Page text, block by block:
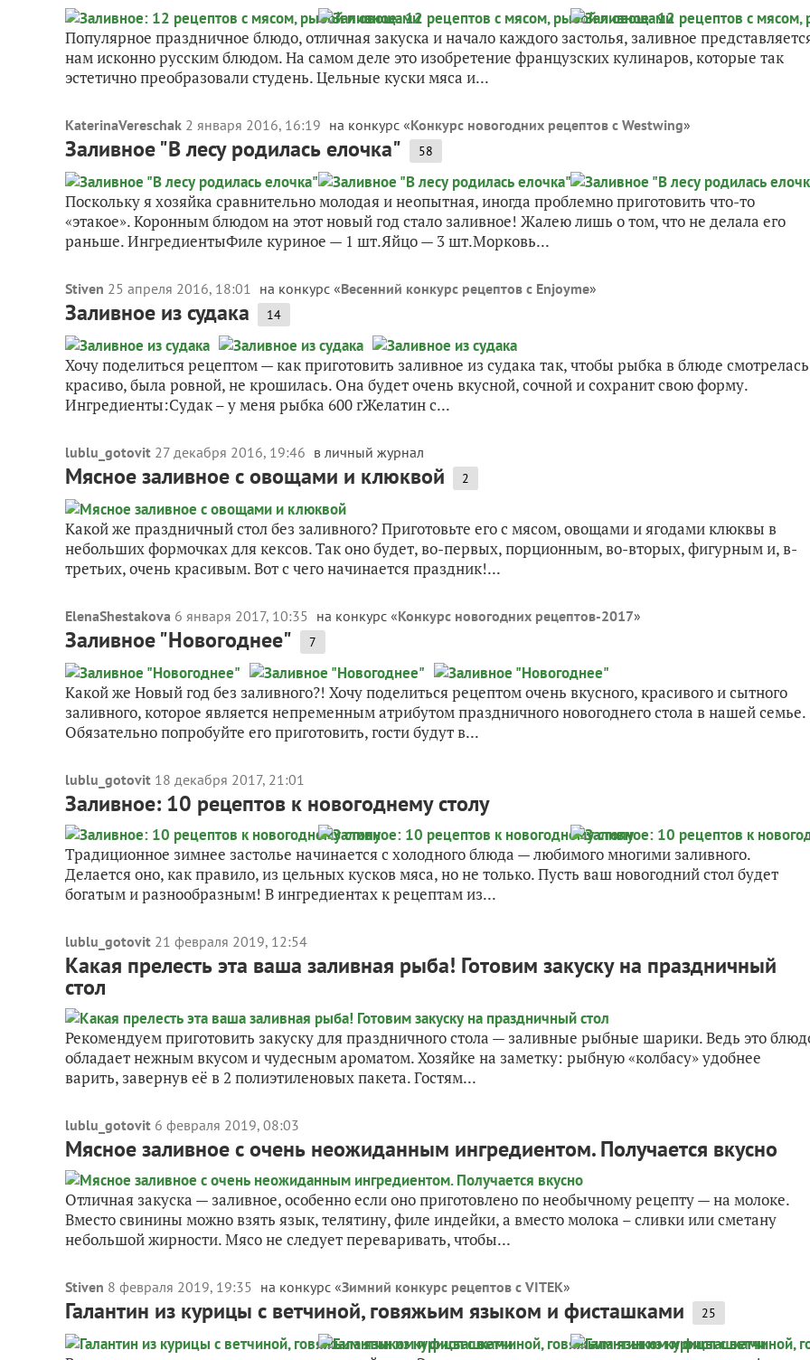
Популярное праздничное блюдо, отличная закуска и начало каждого застолья, заливное
нам исконно русским блюдом. На самом деле это изобретение французских кулинаров, которые так
эстетично преобразовали студень. Цельные куски мяса и...
KaterinaVereschak 2 января 2016, 16:19 на конкурс «Конкурс новогодних рецептов с Westwing»
Заливное "В лесу родилась елочка" 58
Поскольку я хозяйка сравнительно молодая и неопытная, иногда проблемно приготовить что-то
«этакое». Коронным блюдом на этот новый год стало заливное! Жалею лишь о том, что не делала его
раньше. ИнгредиентыФиле куриное — 1 шт.Яйцо — 3 шт.Морковь...
Stiven 25 апреля 2016, 18:01 на конкурс «Весенний конкурс рецептов с Enjoyme»
Заливное из судака 14
Хочу поделиться рецептом — как приготовить заливное из судака так, чтобы рыбка в блюде смотрелась
красиво, была ровной, не крошилась. Она будет очень вкусной, сочной и сохранит свою форму.
Ингредиенты:Судак – у меня рыбка 600 гЖелатин с...
lublu_gotovit 27 декабря 2016, 19:46 в личный журнал
Мясное заливное с овощами и клюквой 2
Какой же праздничный стол без заливного? Приготовьте его с мясом, овощами и ягодами клюквы в
небольших формочках для кексов. Так оно будет, во-первых, порционным, во-вторых, фигурным и, в-
третьих, очень красивым. Вот с чего начинается праздник!...
ElenaShestakova 6 января 2017, 10:35 на конкурс «Конкурс новогодних рецептов-2017»
Заливное "Новогоднее" 7
Какой же Новый год без заливного?! Хочу поделиться рецептом очень вкусного, красивого и сытного
заливного, которое является непременным атрибутом праздничного новогоднего стола в нашей семье.
Обязательно попробуйте его приготовить, гости будут в...
lublu_gotovit 18 декабря 2017, 21:01
Заливное: 10 рецептов к новогоднему столу
Традиционное зимнее застолье начинается с холодного блюда — любимого многими заливного.
Делается оно, как правило, из цельных кусков мяса, но не только. Пусть ваш новогодний стол будет
богатым и разнообразным! В ингредиентах к рецептам из...
lublu_gotovit 21 февраля 2019, 12:54
Какая прелесть эта ваша заливная рыба! Готовим закуску на праздничный
стол
Рекомендуем приготовить закуску для праздничного стола — заливные рыбные шарики. Ведь это
обладает нежным вкусом и чудесным ароматом. Хозяйке на заметку: рыбную «колбасу» удобнее
варить, завернув её в 2 полиэтиленовых пакета. Гостям...
lublu_gotovit 6 февраля 2019, 08:03
Мясное заливное с очень неожиданным ингредиентом. Получается вкусно
Отличная закуска — заливное, особенно если оно приготовлено по необычному рецепту — на молоке.
Вместо свинины можно взять язык, телятину, филе индейки, а вместо молока – сливки или сметану
небольшой жирности. Мясо не следует переваривать, чтобы...
Stiven 8 февраля 2019, 19:35 на конкурс «Зимний конкурс рецептов с VITEK»
Галантин из курицы с ветчиной, говяжьим языком и фисташками 25